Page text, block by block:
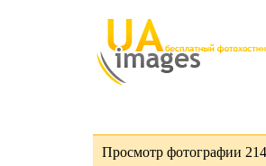
Просмотр фотографии